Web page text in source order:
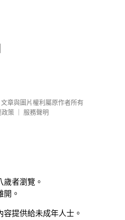
文章與圖片權利屬原作者所有
政策
服務聲明
歲者瀏覽。
開。
提供給未成年人士。